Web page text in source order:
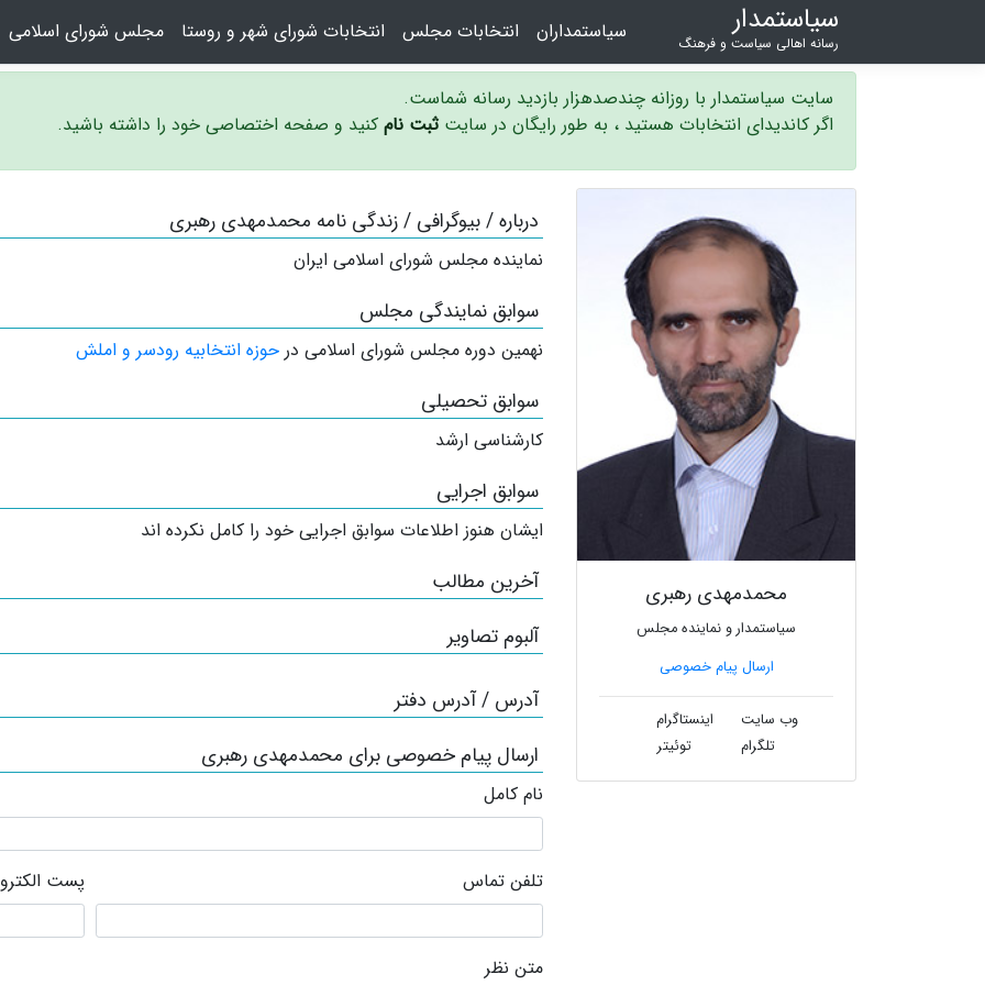
سیاستمدار
رسانه اهالی سیاست و فرهنگ سیاستمداران انتخابات مجلس انتخابات شورای شهر و روستا مجلس شورای اسلامی
سایت سیاستمدار با روزانه چندصدهزار بازدید رسانه شماست.
اگر کاندیدای انتخابات هستید ، به طور رایگان در سایت ثبت نام کنید و صفحه اختصاصی خود را داشته باشید.
محمدمهدی رهبری
سیاستمدار و نماینده مجلس
ارسال پیام خصوصی
وب سایت
اینستاگرام
تلگرام
توئیتر
درباره / بیوگرافی / زندگی نامه محمدمهدی رهبری
نماینده مجلس شورای اسلامی ایران
سوابق نمایندگی مجلس
نهمین دوره مجلس شورای اسلامی در حوزه انتخابیه رودسر و املش
سوابق تحصیلی
کارشناسی ارشد
سوابق اجرایی
ایشان هنوز اطلاعات سوابق اجرایی خود را کامل نکرده اند
آخرین مطالب
آلبوم تصاویر
آدرس / آدرس دفتر
ارسال پیام خصوصی برای محمدمهدی رهبری
نام کامل
تلفن تماس پست
متن نظر